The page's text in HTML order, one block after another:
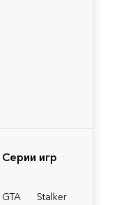
Серии игр
GTA
Stalker